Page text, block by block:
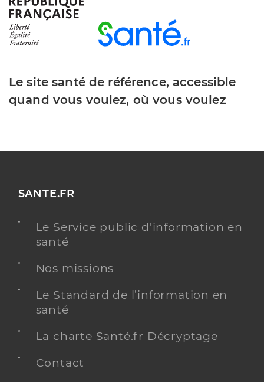
Le site santé de référence, accessible
quand vous voulez, où vous voulez
SANTE.FR
Le Service public d'information en
santé
Nos missions
Le Standard de l’information en
santé
La charte Santé.fr Décryptage
Contact